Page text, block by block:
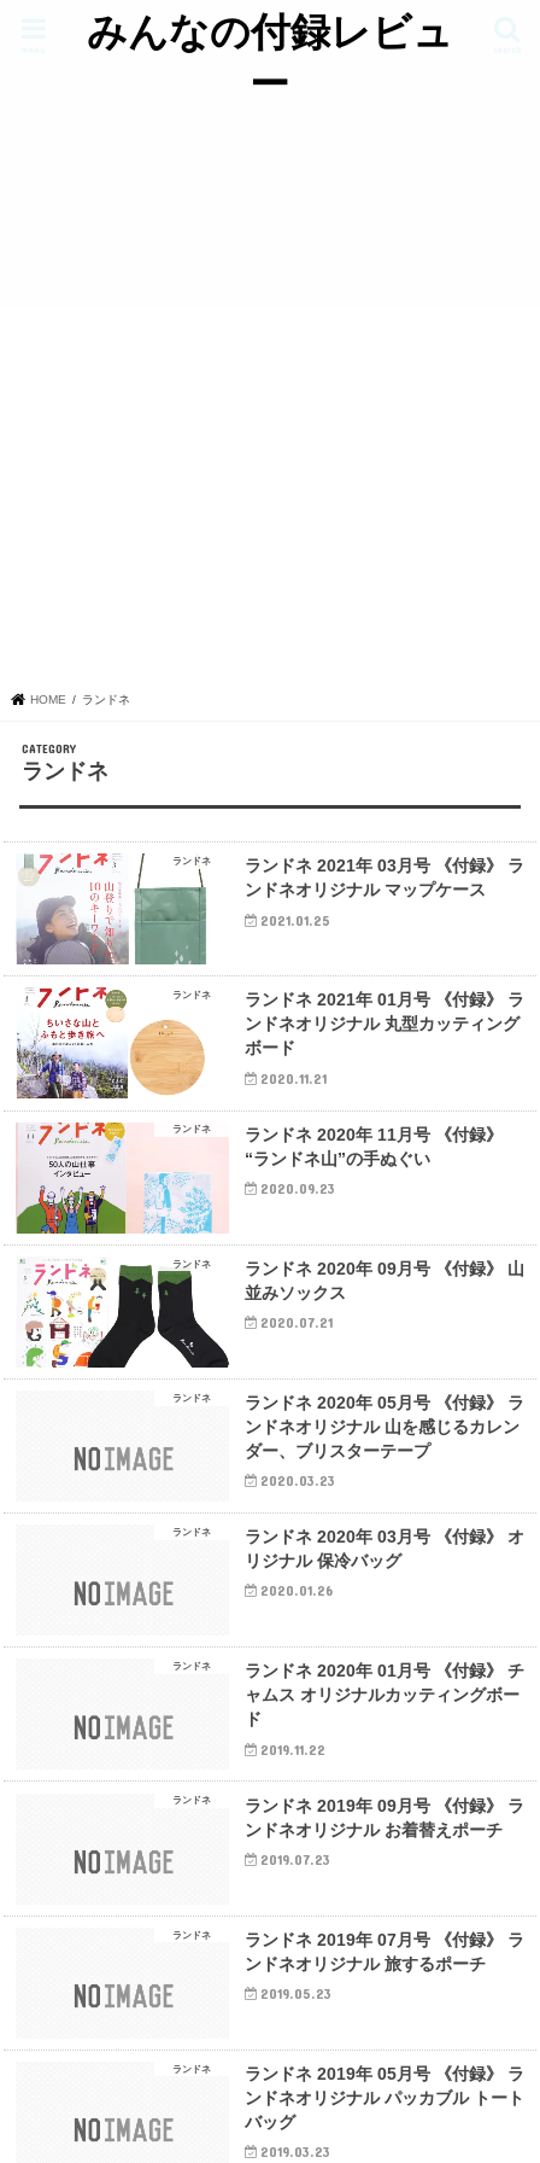
みんなの付録レビュ
ー
HOME ランドネ
ランドネ
ランドネ
ランドネ 2021年 03月号 《付録》 ラ
ンドネオリジナル マップケース
2021.01.25
ランドネ
ランドネ 2021年 01月号 《付録》 ラ
ンドネオリジナル 丸型カッティング
ボード
2020.11.21
ランドネ
ランドネ 2020年 11月号 《付録》
“ランドネ山”の手ぬぐい
2020.09.23
ランドネ
ランドネ 2020年 09月号 《付録》 山
並みソックス
2020.07.21
ランドネ
ランドネ 2020年 05月号 《付録》 ラ
ンドネオリジナル 山を感じるカレン
ダー、ブリスターテープ
2020.03.23
ランドネ
ランドネ 2020年 03月号 《付録》 オ
リジナル 保冷バッグ
2020.01.26
ランドネ
ランドネ 2020年 01月号 《付録》 チ
ャムス オリジナルカッティングボー
ド
2019.11.22
ランドネ
ランドネ 2019年 09月号 《付録》 ラ
ンドネオリジナル お着替えポーチ
2019.07.23
ランドネ
ランドネ 2019年 07月号 《付録》 ラ
ンドネオリジナル 旅するポーチ
2019.05.23
ランドネ
ランドネ 2019年 05月号 《付録》 ラ
ンドネオリジナル パッカブル トート
バッグ
2019.03.23